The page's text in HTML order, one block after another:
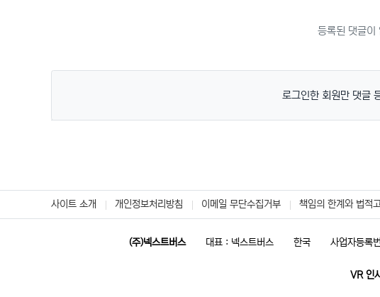
등록된 댓글이
로그인한 회원만 댓글
사이트 소개 개인정보처리방침 이메일 무단수집거부 책임의 한계와 법적
(주)넥스트버스 대표 : 넥스트버스 한국 사업자등
VR 인